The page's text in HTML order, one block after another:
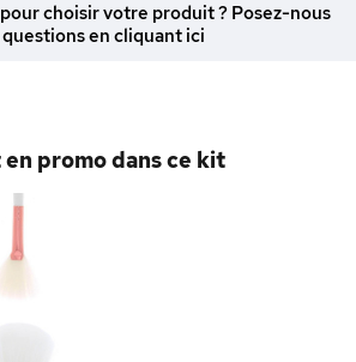
choisir votre produit ? Posez-nous
questions en cliquant ici
en promo dans ce kit